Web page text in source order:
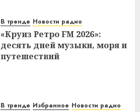
В тренде Новости радио
«Круиз Ретро FM 2026»:
десять дней музыки, моря и
путешествий
В тренде Избранное Новости радио